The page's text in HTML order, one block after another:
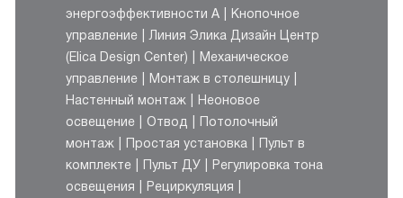
энергоэффективности А
Кнопочное
управление
Линия Элика Дизайн Центр
(Elica Design Center)
Механическое
управление
Монтаж в столешницу
Настенный монтаж
Неоновое
освещение
Отвод
Потолочный
монтаж
Простая установка
Пульт в
комплекте
Пульт ДУ
Регулировка тона
освещения
Рециркуляция